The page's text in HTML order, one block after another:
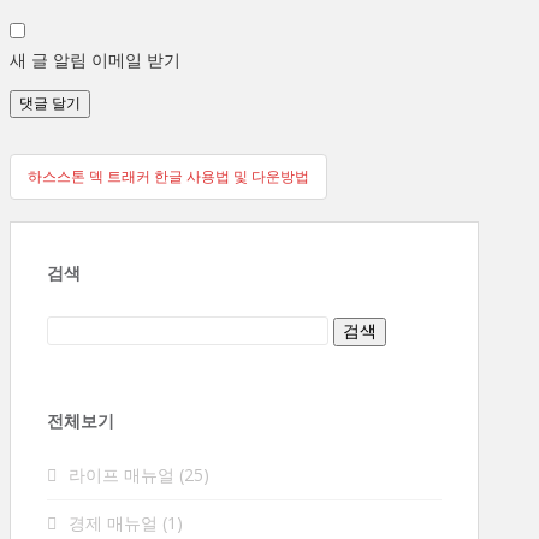
새 글 알림 이메일 받기
글
탐
하스스톤 덱 트래커 한글 사용법 및 다운방법
검색
전체보기
라이프 매뉴얼 (25)
경제 매뉴얼 (1)